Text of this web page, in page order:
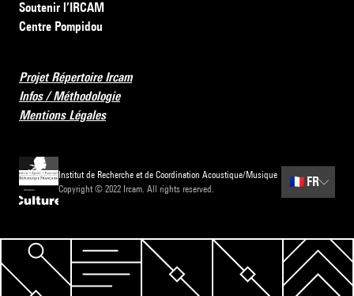
Soutenir l’IRCAM
Centre Pompidou
Projet Répertoire Ircam
Infos / Méthodologie
Mentions Légales
Institut de Recherche et de Coordination Acoustique/Musique
Copyright © 2022 Ircam. All rights reserved.
🇫🇷 FR